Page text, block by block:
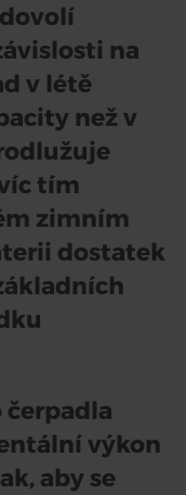
na
v létě
než v
tím
zimním
dostatek
čerpadla
výkon
aby se